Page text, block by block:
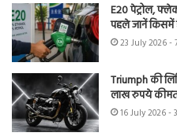
E20 पेट्रोल,
पहले जानें किसमें
23 July 2026 -
Triumph की
लाख रुपये कीमत
16 July 2026 -